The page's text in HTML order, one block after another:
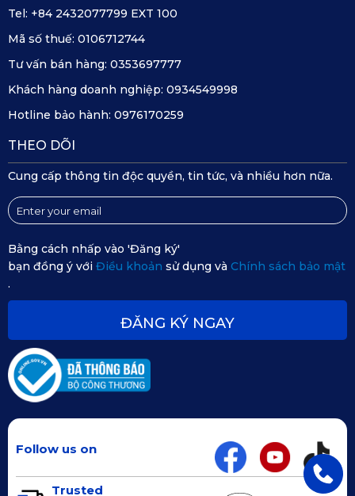
công suất làm việc và cắt một thảm chỉ trong vòng 90 giây.
Vì vậy, thảm sẽ được giao đến chủ xế Volkswagen Tiguan
trong thời gian sớm nhất.
Bước may viền thảm/ép nhiệt:
Đây là công đoạn cuối cùng trước khi cho ra một sản phẩm
hoàn thiện, và bước này cũng là bước quan trọng, quyết
định thẩm mĩ cũng như sự vừa vặn của thảm lót. Các mép
viền được may bo cẩn thận, tỉ mỉ bao bọc quanh thảm.
Giai đoạn sản xuất này được thực hiện trên các máy may
Tel: +84 2432077799 EXT 100
Mã số thuế: 0106712744
Tư vấn bán hàng: 0353697777
Khách hàng doanh nghiệp: 0934549998
Hotline bảo hành: 0976170259
THEO DÕI
Cung cấp thông tin độc quyền, tin tức, và nhiều hơn nữa.
Bằng cách nhấp vào 'Đăng ký'
bạn đồng ý với Điều khoản sử dụng và Chính sách bảo mật
.
ĐĂNG KÝ NGAY
Follow us on
Trusted